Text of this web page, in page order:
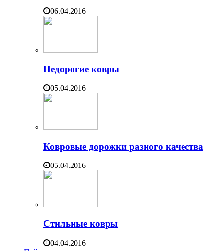
06.04.2016
Недорогие ковры
05.04.2016
Ковровые дорожки разного качества
05.04.2016
Стильные ковры
04.04.2016